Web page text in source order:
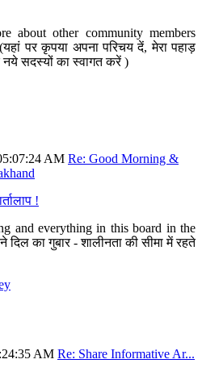
about other community members
पर कृपया अपना परिचय दें, मेरा पहाड़
सदस्यों का स्वागत करें )
AM Re: Good Morning &
!
and everything in this board in the
का गुबार - शालीनता की सीमा में रहते
AM Re: Share Informative Ar...